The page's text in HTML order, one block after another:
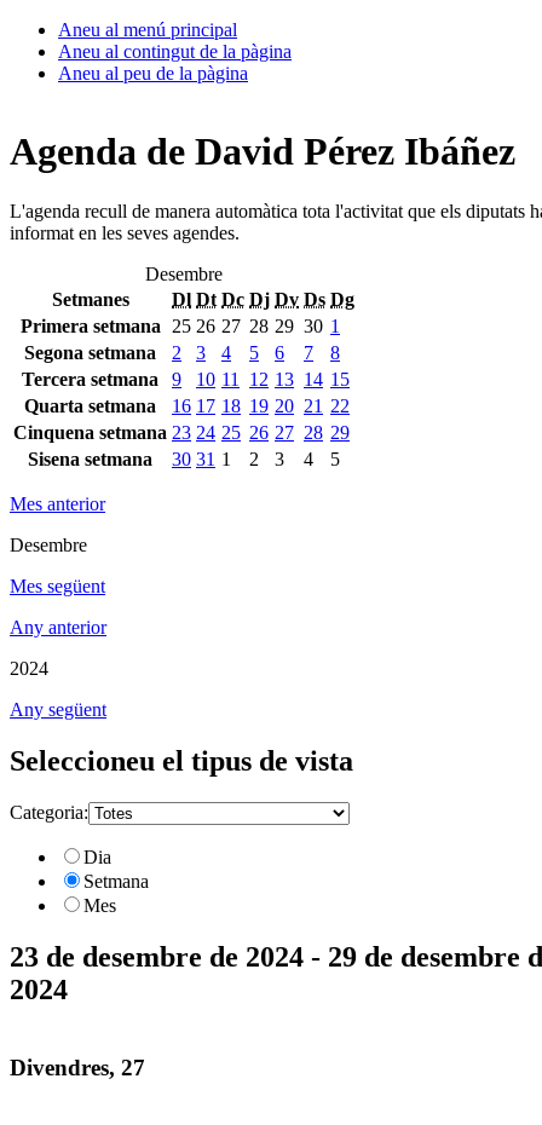
Aneu al menú principal
Aneu al contingut de la pàgina
Aneu al peu de la pàgina
Agenda de David Pérez Ibáñez
L'agenda recull de manera automàtica tota l'activitat que els diputats
informat en les seves agendes.
Desembre
Setmanes
Dl Dt Dc Dj Dv Ds Dg
Primera setmana
25 26 27 28 29 30 1
Segona setmana
2 3 4 5 6 7
8
Tercera setmana
9 10 11 12 13 14 15
Quarta setmana
16 17 18 19 20 21 22
Cinquena setmana 23 24 25 26 27 28 29
Sisena setmana
30 31 1 2 3 4 5
Mes anterior
Desembre
Mes següent
Any anterior
2024
Any següent
Seleccioneu el tipus de vista
Categoria:
Dia
Setmana
Mes
23 de desembre de 2024 - 29 de desembre
2024
Divendres, 27